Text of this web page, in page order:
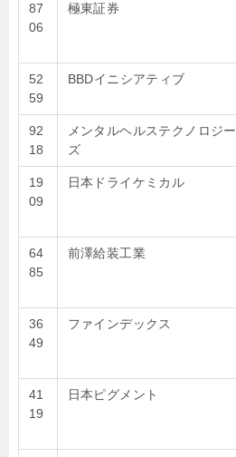
87
06
極東証券
52
59
BBDイニシアティブ
92
18
メンタルヘルステクノロジー
ズ
19
09
日本ドライケミカル
64
85
前澤給装工業
36
49
ファインデックス
41
19
日本ピグメント